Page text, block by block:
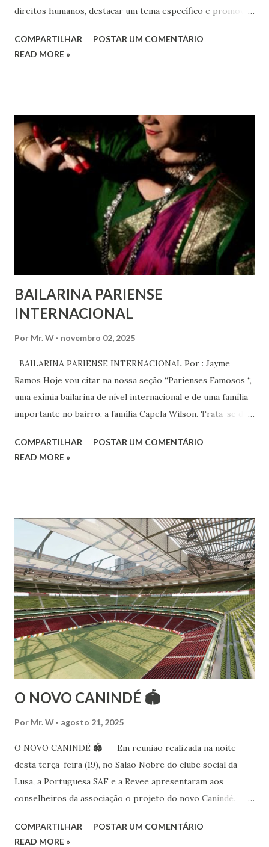
direitos humanos, destacar um tema específico e promover
em todos os lugares. Este ano, o foco é sobre os direitos
Estes direitos humanos – os direitos à liberdade de opinião
e de expressão, de reunião pacífica e de associação, e de
participar no governo (artigos 19, 20 e 21 da Declaração
Universal dos Direitos Humanos ) – têm estado no centro
das mudanças históricas no mundo árabe nos últimos dois
anos, em que milhões foram às ruas para exigir mudanças.
Em outras partes do mundo, os “99%” fizeram suas vozes
serem ouvidas através ...
COMPARTILHAR
POSTAR UM COMENTÁRIO
READ MORE »
BAILARINA PARIENSE
INTERNACIONAL
Por Mr. W novembro 02, 2025
BAILARINA PARIENSE INTERNACIONAL Por : Jayme
Ramos Hoje vou citar na nossa seção “Parienses Famosos “,
uma exímia bailarina de nível internacional e de uma família
importante no bairro, a família Capela Wilson. Trata-se da
Vamos às informações de seu site : Bailarina e professora
Esteve na Índia aprofundando seus estudos neste estilo
além de partir para pesquisa e vivência das danças
folclóricas do Rajastão (Kalbelia, Banjara, Ghoomar, Chair).
Bailarina profissional e professora de dança. Dedica-se há
15 anos ao estudo e pesquisa de danças étnicas, em especial
às danças ciganas, árabes e indianas. Iniciou seus estudos de
dança aos 4 anos de idade (em 1982) no balé clássico,
passando por diversas atividades co...
COMPARTILHAR
POSTAR UM COMENTÁRIO
READ MORE »
O NOVO CANINDÉ 🏟
Por Mr. W agosto 21, 2025
O NOVO CANINDÉ 🏟 Em reunião realizada na noite
desta terça-feira (19), no Salão Nobre do clube social da
Lusa, a Portuguesa SAF e a Revee apresentaram aos
conselheiros da associação o projeto do novo Canindé.
complexo, que englobará clube social, edifício garagem
COMPARTILHAR
POSTAR UM COMENTÁRIO
READ MORE »